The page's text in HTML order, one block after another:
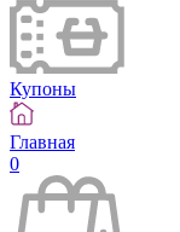
Купоны
Главная
0